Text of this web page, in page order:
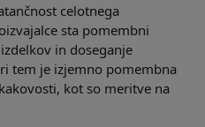
celotnega
sta pomembni
in doseganje
tem je izjemno pomembna
kot so meritve na